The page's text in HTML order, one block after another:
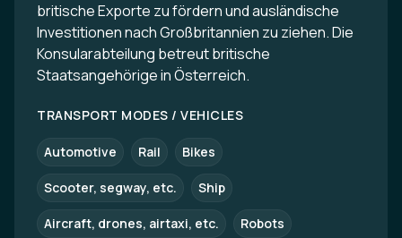
britische Exporte zu fördern und ausländische
Investitionen nach Großbritannien zu ziehen. Die
Konsularabteilung betreut britische
Staatsangehörige in Österreich.
TRANSPORT MODES / VEHICLES
Automotive Rail Bikes
Scooter, segway, etc. Ship
Aircraft, drones, airtaxi, etc. Robots